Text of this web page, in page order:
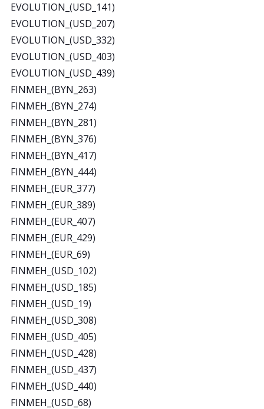
EVOLUTION_(USD_141)
EVOLUTION_(USD_207)
EVOLUTION_(USD_332)
EVOLUTION_(USD_403)
EVOLUTION_(USD_439)
FINMEH_(BYN_263)
FINMEH_(BYN_274)
FINMEH_(BYN_281)
FINMEH_(BYN_376)
FINMEH_(BYN_417)
FINMEH_(BYN_444)
FINMEH_(EUR_377)
FINMEH_(EUR_389)
FINMEH_(EUR_407)
FINMEH_(EUR_429)
FINMEH_(EUR_69)
FINMEH_(USD_102)
FINMEH_(USD_185)
FINMEH_(USD_19)
FINMEH_(USD_308)
FINMEH_(USD_405)
FINMEH_(USD_428)
FINMEH_(USD_437)
FINMEH_(USD_440)
FINMEH_(USD_68)